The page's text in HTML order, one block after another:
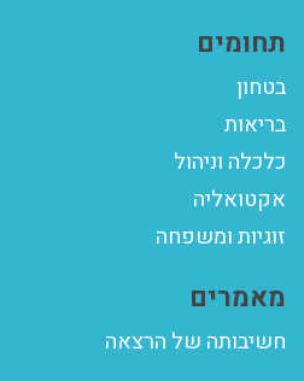
תחומים
בטחון
בריאות
כלכלה וניהול
אקטואליה
זוגיות ומשפחה
מאמרים
חשיבותה של הרצאה